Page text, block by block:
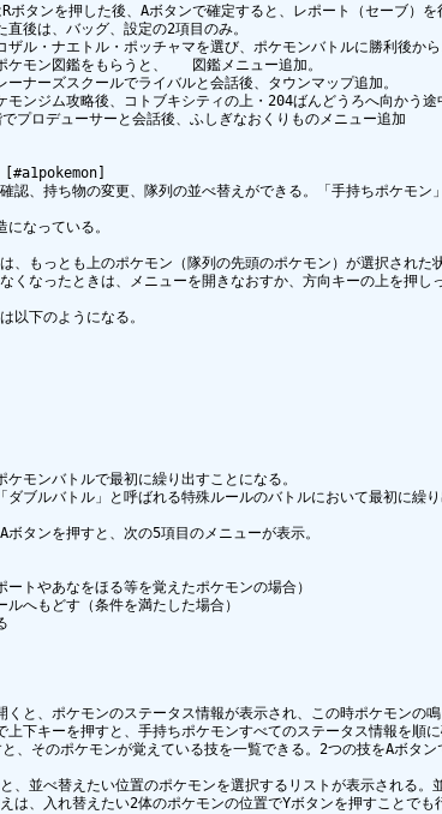
ボタンを押した後、Aボタンで確定すると、レポート（セーブ）を
後は、バッグ、設定の2項目のみ。
ル・ナエトル・ポッチャマを選び、ポケモンバトルに勝利後から
をもらうと、	図鑑メニュー追加。
ナーズスクールでライバルと会話後、タウンマップ追加。
モンジム攻略後、コトブキシティの上・204ばんどうろへ向かう途
プロデューサーと会話後、ふしぎなおくりものメニュー追加
認、持ち物の変更、隊列の並べ替えができる。「手持ちポケモ
なっている。
、もっとも上のポケモン（隊列の先頭のポケモン）が選択された
くなったときは、メニューを開きなおすか、方向キーの上を押し
以下のようになる。
モンバトルで最初に繰り出すことになる。
ダブルバトル」と呼ばれる特殊ルールのバトルにおいて最初に繰り
ボタンを押すと、次の5項目のメニューが表示。
トやあなをほる等を覚えたポケモンの場合）
へもどす（条件を満たした場合）
くと、ポケモンのステータス情報が表示され、この時ポケモンの
上下キーを押すと、手持ちポケモンすべてのステータス情報を順
、そのポケモンが覚えている技を一覧できる。2つの技をAボタ
と、並べ替えたい位置のポケモンを選択するリストが表示される
は、入れ替えたい2体のポケモンの位置でYボタンを押すことでも